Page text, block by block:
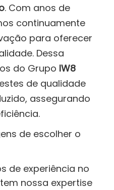
. Com anos de
continuamente
para oferecer
Dessa
do Grupo IW8
de qualidade
assegurando
de escolher o
de experiência no
nossa expertise